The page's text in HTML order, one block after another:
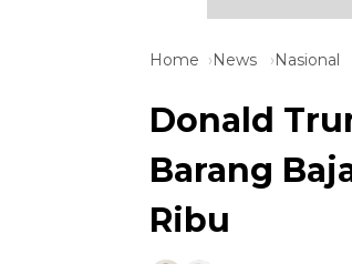
Home News Nasional
Donald
Barang
Ribu